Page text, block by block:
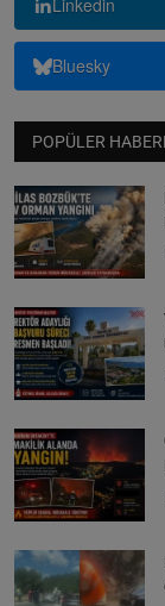
Linkedin
Bluesky
POPÜLER